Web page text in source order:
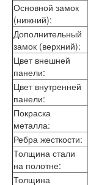
Основной замок
(нижний):
Дополнительный
замок (верхний):
Цвет внешней
панели:
Цвет внутренней
панели:
Покраска
металла:
Ребра жесткости:
Толщина стали
на полотне:
Толщина